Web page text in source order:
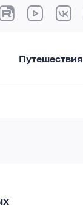
Путешествия